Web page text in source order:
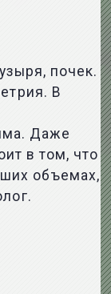
почек.
В
Даже
в том, что
объемах,